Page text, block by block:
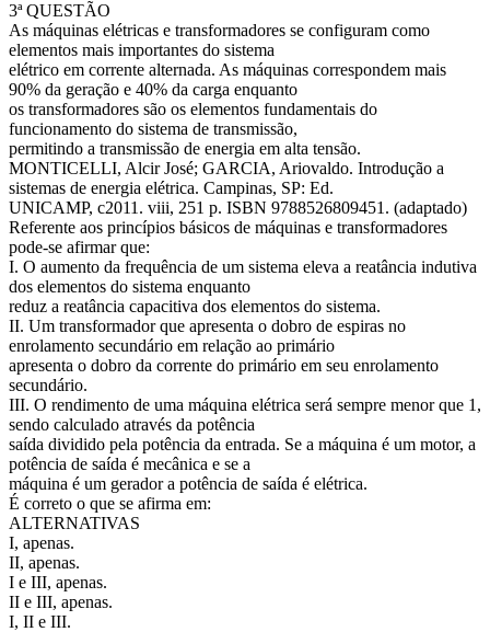
3ª QUESTÃO
As máquinas elétricas e transformadores se configuram como
elementos mais importantes do sistema
elétrico em corrente alternada. As máquinas correspondem mais
90% da geração e 40% da carga enquanto
os transformadores são os elementos fundamentais do
funcionamento do sistema de transmissão,
permitindo a transmissão de energia em alta tensão.
MONTICELLI, Alcir José; GARCIA, Ariovaldo. Introdução a
sistemas de energia elétrica. Campinas, SP: Ed.
UNICAMP, c2011. viii, 251 p. ISBN 9788526809451. (adaptado)
Referente aos princípios básicos de máquinas e transformadores
pode-se afirmar que:
I. O aumento da frequência de um sistema eleva a reatância indutiva
dos elementos do sistema enquanto
reduz a reatância capacitiva dos elementos do sistema.
II. Um transformador que apresenta o dobro de espiras no
enrolamento secundário em relação ao primário
apresenta o dobro da corrente do primário em seu enrolamento
secundário.
III. O rendimento de uma máquina elétrica será sempre menor que 1,
sendo calculado através da potência
saída dividido pela potência da entrada. Se a máquina é um motor, a
potência de saída é mecânica e se a
máquina é um gerador a potência de saída é elétrica.
É correto o que se afirma em:
ALTERNATIVAS
I, apenas.
II, apenas.
I e III, apenas.
II e III, apenas.
I, II e III.